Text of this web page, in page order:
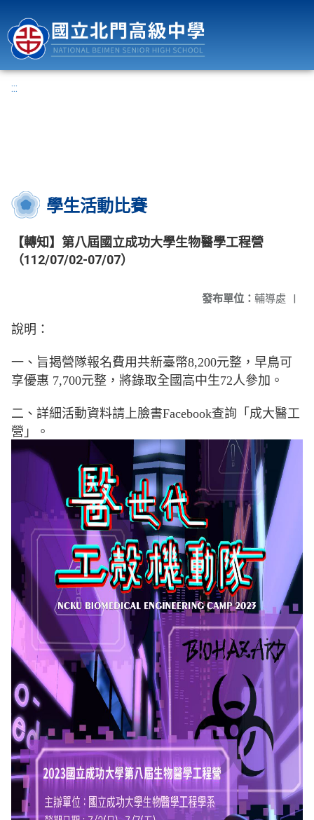
:::
學生活動比賽
【轉知】第八屆國立成功大學生物醫學工程營
（112/07/02-07/07）
發布單位： 輔導處 |
說明：
一、旨揭營隊報名費用共新臺幣8,200元整，早鳥可
享優惠 7,700元整，將錄取全國高中生72人參加。
二、詳細活動資料請上臉書Facebook查詢「成大醫工
營」。